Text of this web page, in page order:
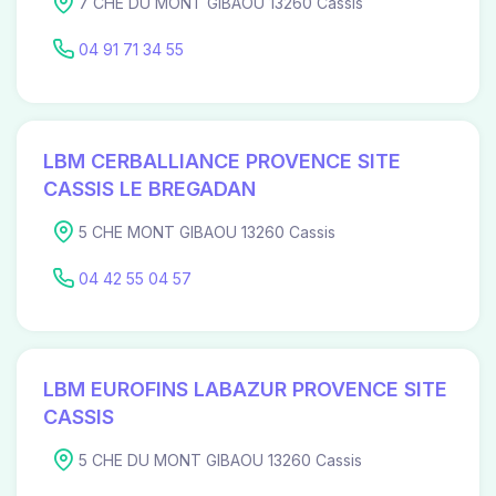
04 91 71 34 55
LBM CERBALLIANCE PROVENCE SITE
CASSIS LE BREGADAN
5 CHE MONT GIBAOU 13260 Cassis
04 42 55 04 57
LBM EUROFINS LABAZUR PROVENCE SITE
CASSIS
5 CHE DU MONT GIBAOU 13260 Cassis